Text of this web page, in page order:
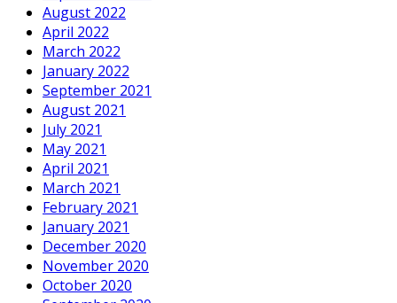
August 2022
April 2022
March 2022
January 2022
September 2021
August 2021
July 2021
May 2021
April 2021
March 2021
February 2021
January 2021
December 2020
November 2020
October 2020